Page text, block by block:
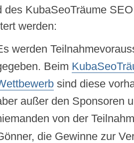
des KubaSeoTräume
werden:
werden
Beim
sind diese
außer den Sponsoren
von der
die Gewinne zur